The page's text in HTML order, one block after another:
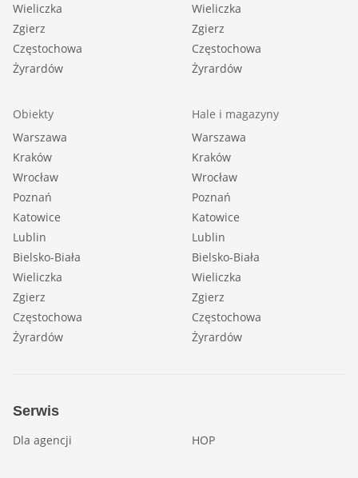
Wieliczka
Zgierz
Częstochowa
Żyrardów
Wieliczka
Zgierz
Częstochowa
Żyrardów
Obiekty
Warszawa
Kraków
Wrocław
Poznań
Katowice
Lublin
Bielsko-Biała
Wieliczka
Zgierz
Częstochowa
Żyrardów
Hale i magazyny
Warszawa
Kraków
Wrocław
Poznań
Katowice
Lublin
Bielsko-Biała
Wieliczka
Zgierz
Częstochowa
Żyrardów
Serwis
Dla agencji HOP